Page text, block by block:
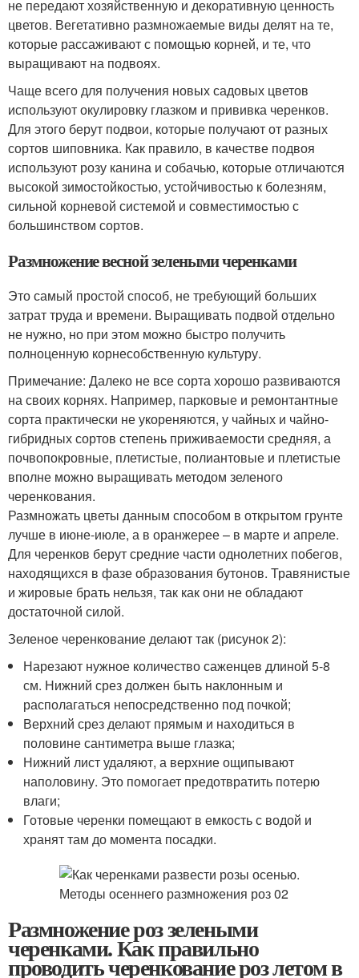
не передают хозяйственную и декоративную ценность
цветов. Вегетативно размножаемые виды делят на те,
которые рассаживают с помощью корней, и те, что
выращивают на подвоях.
Чаще всего для получения новых садовых цветов
используют окулировку глазком и прививка черенков.
Для этого берут подвои, которые получают от разных
сортов шиповника. Как правило, в качестве подвоя
используют розу канина и собачью, которые отличаются
высокой зимостойкостью, устойчивостью к болезням,
сильной корневой системой и совместимостью с
большинством сортов.
Размножение весной зелеными черенками
Это самый простой способ, не требующий больших
затрат труда и времени. Выращивать подвой отдельно
не нужно, но при этом можно быстро получить
полноценную корнесобственную культуру.
Примечание: Далеко не все сорта хорошо развиваются
на своих корнях. Например, парковые и ремонтантные
сорта практически не укореняются, у чайных и чайно-
гибридных сортов степень приживаемости средняя, а
почвопокровные, плетистые, полиантовые и плетистые
вполне можно выращивать методом зеленого
черенкования.
Размножать цветы данным способом в открытом грунте
лучше в июне-июле, а в оранжерее – в марте и апреле.
Для черенков берут средние части однолетних побегов,
находящихся в фазе образования бутонов. Травянистые
и жировые брать нельзя, так как они не обладают
достаточной силой.
Зеленое черенкование делают так (рисунок 2):
Нарезают нужное количество саженцев длиной 5-8
см. Нижний срез должен быть наклонным и
располагаться непосредственно под почкой;
Верхний срез делают прямым и находиться в
половине сантиметра выше глазка;
Нижний лист удаляют, а верхние ощипывают
наполовину. Это помогает предотвратить потерю
влаги;
Готовые черенки помещают в емкость с водой и
хранят там до момента посадки.
Размножение роз зелеными
черенками. Как правильно
проводить черенкование роз летом в